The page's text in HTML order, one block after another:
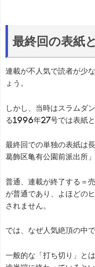
最終回の表紙
連載が不人気で読者が少
ょう。
しかし、当時はスラムダ
る1996年27号では表紙と
最終回での単独の表紙は
葛飾区亀有公園前派出所
普通、連載が終了する＝
が普通であり、よほどの
されません。
では、なぜ人気絶頂の中
一般的な「打ち切り」と